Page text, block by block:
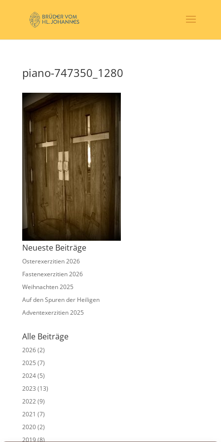
piano-747350_1280
Neueste Beiträge
Osterexerzitien 2026
Fastenexerzitien 2026
Weihnachten 2025
Auf den Spuren der Heiligen
Adventexerzitien 2025
Alle Beiträge
2026(2)
2025 (7)
2024(5)
2023 (13)
2022(9)
2021 (7)
2020(2)
2019(8)